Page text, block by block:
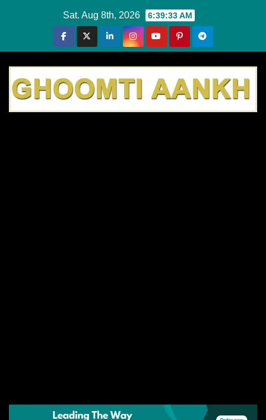
Sat. Aug 8th, 2026 6:39:34 AM